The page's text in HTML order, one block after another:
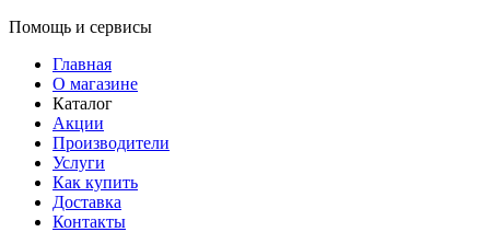
Помощь и сервисы
Главная
О магазине
Каталог
Акции
Производители
Услуги
Как купить
Доставка
Контакты